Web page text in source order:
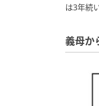
は3年続
義母か